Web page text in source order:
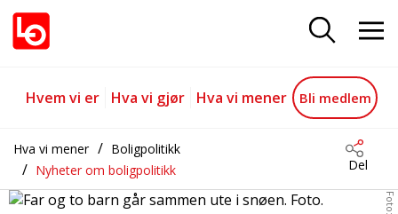
LOs boligindeks
Gå til hovedinnhold
Gå til navigasjon
Hvem vi er Hva vi gjør Hva vi mener Bli medlem
Hva vi mener
Boligpolitikk
Nyheter om boligpolitikk
Del